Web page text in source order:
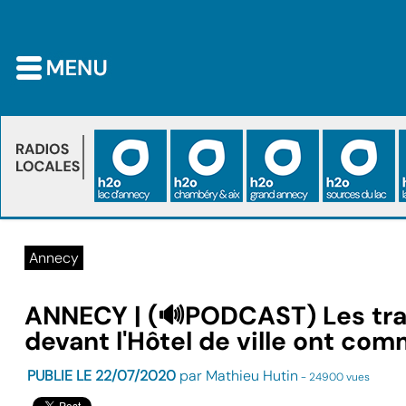
Annecy
ANNECY | (🔊PODCAST) Les
devant l'Hôtel de ville ont
PUBLIE LE 22/07/2020par Mathieu Hutin - 24900 vues